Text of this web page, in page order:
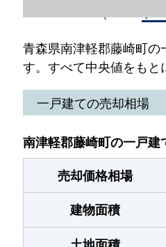
青森県南津軽郡藤崎町
す。すべて中央値をもと
一戸建ての売却相場
南津軽郡藤崎町の一戸建
売却価格相場
建物面積